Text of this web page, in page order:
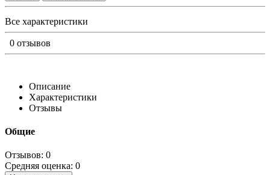
Все характеристики
0 отзывов
Описание
Характеристики
Отзывы
Общие
Отзывов: 0
Средняя оценка: 0